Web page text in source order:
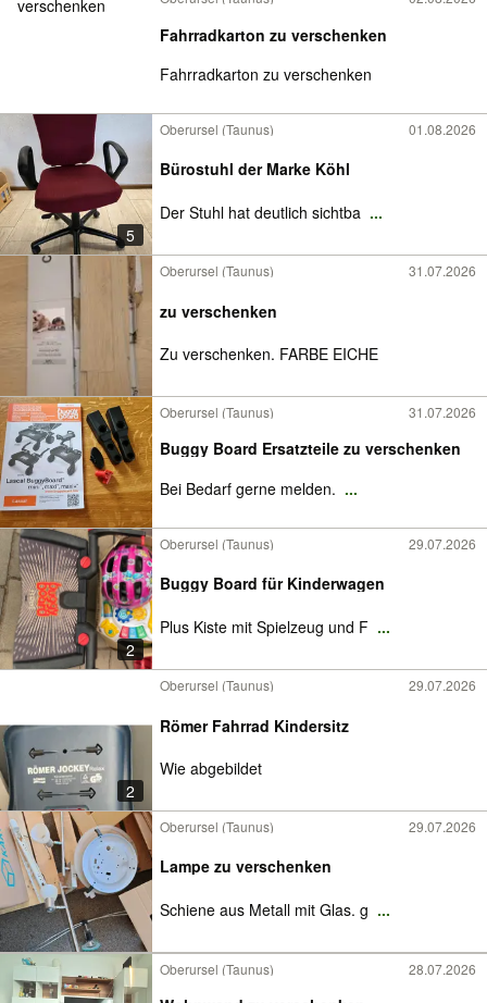
Fahrradkarton zu verschenken
Fahrradkarton zu verschenken
5
Oberursel (Taunus) 01.08.2026
Bürostuhl der Marke Köhl
Der Stuhl hat deutlich sichtba ...
Oberursel (Taunus) 31.07.2026
zu verschenken
Zu verschenken. FARBE EICHE
Oberursel (Taunus) 31.07.2026
Buggy Board Ersatzteile zu verschenken
Bei Bedarf gerne melden. ...
2
Oberursel (Taunus) 29.07.2026
Buggy Board für Kinderwagen
Plus Kiste mit Spielzeug und F ...
2
Oberursel (Taunus) 29.07.2026
Römer Fahrrad Kindersitz
Wie abgebildet
Oberursel (Taunus) 29.07.2026
Lampe zu verschenken
Schiene aus Metall mit Glas. g ...
Oberursel (Taunus) 28.07.2026